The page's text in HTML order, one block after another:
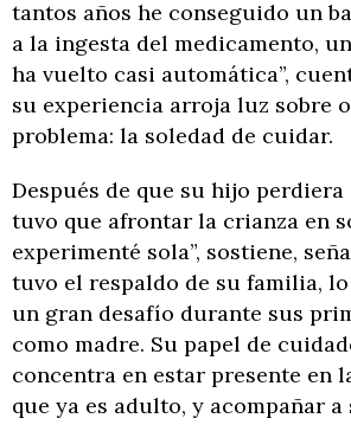
tantos años he conseguido un
a la ingesta del medicamento,
ha vuelto casi automática”,
su experiencia arroja luz sobre
problema: la soledad de cuidar.
Después de que su hijo perdiera
tuvo que afrontar la crianza en
experimenté sola”, sostiene,
tuvo el respaldo de su familia,
un gran desafío durante sus
como madre. Su papel de
concentra en estar presente en
que ya es adulto, y acompañar a